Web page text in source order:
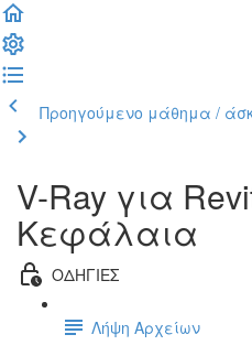
Προηγούμενο μάθημα /
V-Ray για
Κεφάλαια
ΟΔΗΓΙΕΣ
Λήψη Αρχείων